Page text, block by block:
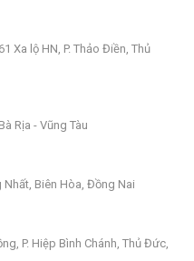
Xa lộ HN, P. Thảo Điền, Thủ
Rịa - Vũng Tàu
Nhất, Biên Hòa, Đồng Nai
P. Hiệp Bình Chánh, Thủ Đức,